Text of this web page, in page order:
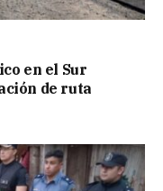
en el Sur
de ruta